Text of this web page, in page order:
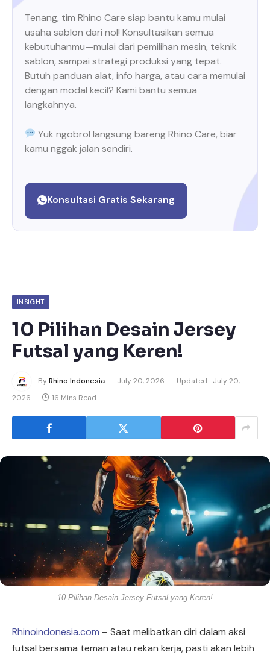
Tenang, tim Rhino Care siap bantu kamu mulai
usaha sablon dari nol! Konsultasikan semua
kebutuhanmu—mulai dari pemilihan mesin, teknik
sablon, sampai strategi produksi yang tepat.
Butuh panduan alat, info harga, atau cara memulai
dengan modal kecil? Kami bantu semua
langkahnya.
Yuk ngobrol langsung bareng Rhino Care, biar
kamu nggak jalan sendiri.
Konsultasi Gratis Sekarang
INSIGHT
10 Pilihan Desain Jersey
Futsal yang Keren!
ByRhino Indonesia July 20, 2026 Updated: July 20,
2026
16 Mins Read
10 Pilihan Desain Jersey Futsal yang Keren!
Rhinoindonesia.com – Saat melibatkan diri dalam aksi
futsal bersama teman atau rekan kerja, pasti akan lebih